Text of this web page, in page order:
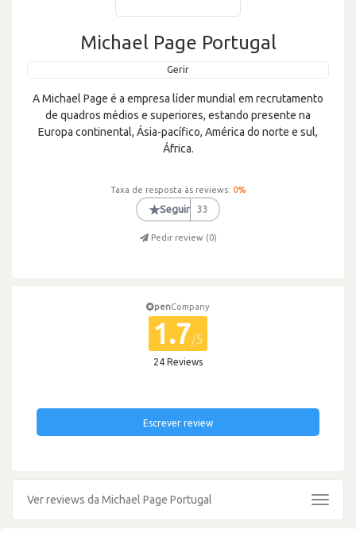
Michael Page Portugal
Gerir
A Michael Page é a empresa líder mundial em recrutamento
de quadros médios e superiores, estando presente na
Europa continental, Ásia-pacífico, América do norte e sul,
África.
Taxa de resposta às reviews: 0%
★Seguir 33
Pedir review (0)
penCompany
1.7/5
24 Reviews
Escrever review
Ver reviews da Michael Page Portugal
Toggle